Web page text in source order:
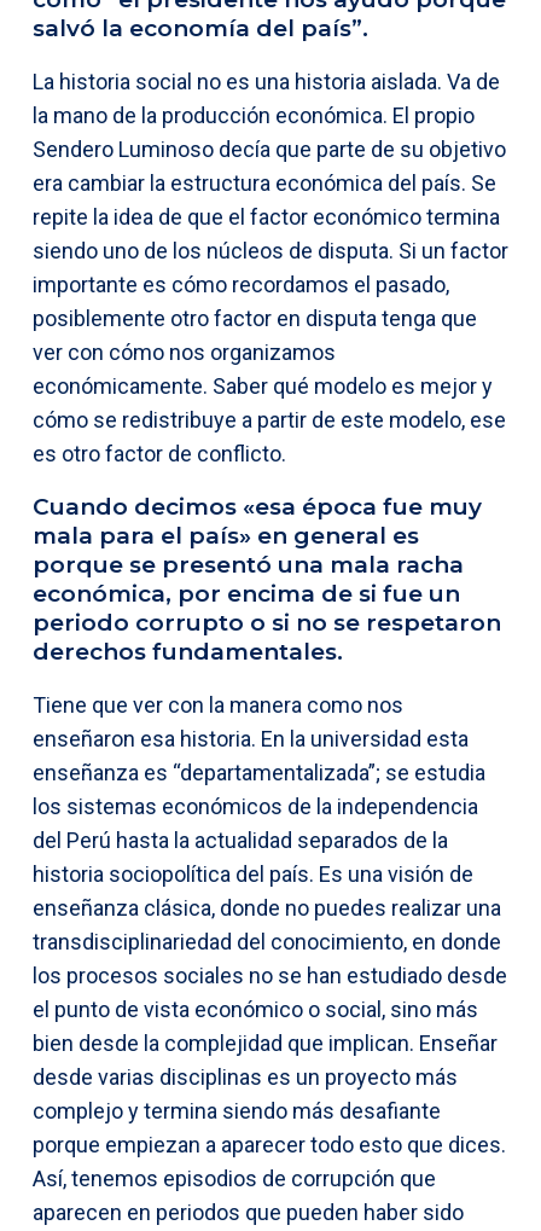
salvó la economía del país”.
La historia social no es una historia aislada. Va de
la mano de la producción económica. El propio
Sendero Luminoso decía que parte de su objetivo
era cambiar la estructura económica del país. Se
repite la idea de que el factor económico termina
siendo uno de los núcleos de disputa. Si un factor
importante es cómo recordamos el pasado,
posiblemente otro factor en disputa tenga que
ver con cómo nos organizamos
económicamente. Saber qué modelo es mejor y
cómo se redistribuye a partir de este modelo, ese
es otro factor de conflicto.
Cuando decimos «esa época fue muy
mala para el país» en general es
porque se presentó una mala racha
económica, por encima de si fue un
periodo corrupto o si no se respetaron
derechos fundamentales.
Tiene que ver con la manera como nos
enseñaron esa historia. En la universidad esta
enseñanza es “departamentalizada”; se estudia
los sistemas económicos de la independencia
del Perú hasta la actualidad separados de la
historia sociopolítica del país. Es una visión de
enseñanza clásica, donde no puedes realizar una
transdisciplinariedad del conocimiento, en donde
los procesos sociales no se han estudiado desde
el punto de vista económico o social, sino más
bien desde la complejidad que implican. Enseñar
desde varias disciplinas es un proyecto más
complejo y termina siendo más desafiante
porque empiezan a aparecer todo esto que dices.
Así, tenemos episodios de corrupción que
aparecen en periodos que pueden haber sido